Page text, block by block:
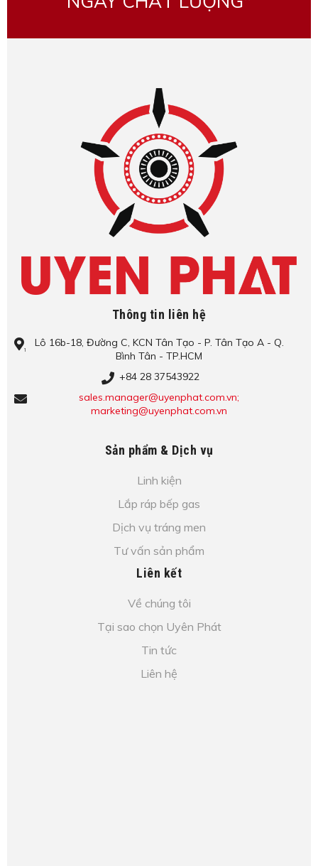
Thông tin liên hệ
Lô​ 16b-18, Đ​ư​ờ​ng C, KCN Tâ​n Tạo​ - P. Tâ​n Tạo​ A - Q.
Bình​ Tâ​n - TP.HCM
+84 28 37543922
sales.manager@uyenphat.com.vn;
marketing@uyenphat.com.vn
Sản phẩm & Dịch vụ
Linh kiện
Lắp ráp bếp gas
Dịch vụ tráng men
Tư vấn sản phẩm
Liên kết
Về chúng tôi
Tại sao chọn Uyên Phát
Tin tức
Liên hệ